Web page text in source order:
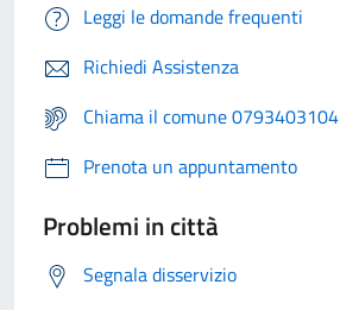
Leggi le domande frequenti
Richiedi Assistenza
Chiama il comune 0793403104
Prenota un appuntamento
Problemi in città
Segnala disservizio